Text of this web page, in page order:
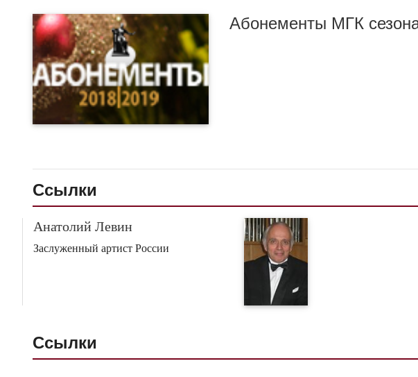
Абонементы МГК
Ссылки
Анатолий Левин
Заслуженный артист России
Ссылки